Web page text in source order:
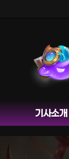
보
기사소개